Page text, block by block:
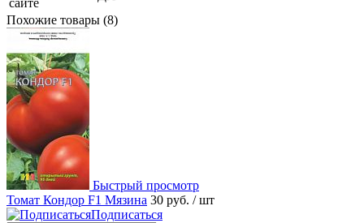
сайте
Похожие товары (8)
Быстрый просмотр
Томат Кондор F1 Мязина 30 руб. / шт
Подписаться